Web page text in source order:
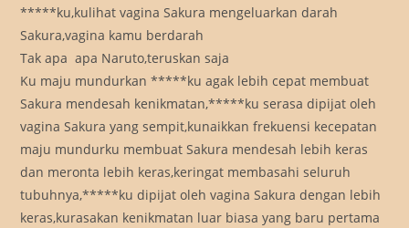
*****ku,kulihat vagina Sakura mengeluarkan darah
Sakura,vagina kamu berdarah
Tak apa  apa Naruto,teruskan saja
Ku maju mundurkan *****ku agak lebih cepat membuat
Sakura mendesah kenikmatan,*****ku serasa dipijat oleh
vagina Sakura yang sempit,kunaikkan frekuensi kecepatan
maju mundurku membuat Sakura mendesah lebih keras
dan meronta lebih keras,keringat membasahi seluruh
tubuhnya,*****ku dipijat oleh vagina Sakura dengan lebih
keras,kurasakan kenikmatan luar biasa yang baru pertama